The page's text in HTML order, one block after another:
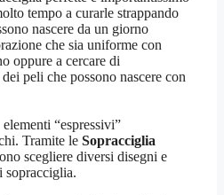
tempo a curarle strappando
nascere da un giorno
che sia uniforme con
oppure a cercare di
peli che possono nascere con
“espressivi”
Tramite le Sopracciglia
scegliere diversi disegni e
sopracciglia.